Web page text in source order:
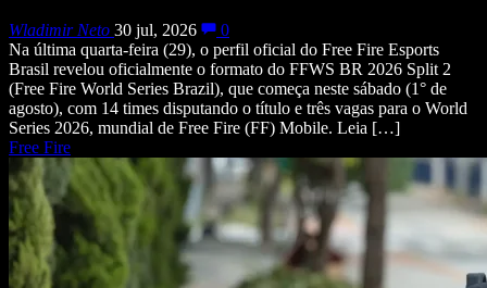
Wladimir Neto 30 jul, 2026
0
Na última quarta-feira (29), o perfil oficial do Free Fire Esports
Brasil revelou oficialmente o formato do FFWS BR 2026 Split 2
(Free Fire World Series Brazil), que começa neste sábado (1° de
agosto), com 14 times disputando o título e três vagas para o World
Series 2026, mundial de Free Fire (FF) Mobile. Leia […]
Free Fire